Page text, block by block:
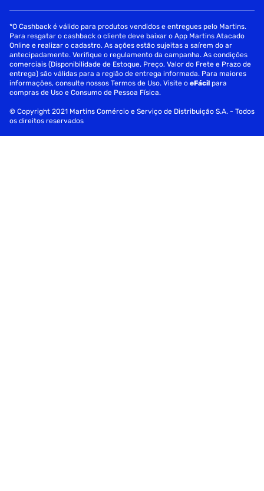
*O Cashback é válido para produtos vendidos e entregues pelo Martins.
Para resgatar o cashback o cliente deve baixar o App Martins Atacado
Online e realizar o cadastro. As ações estão sujeitas a saírem do ar
antecipadamente. Verifique o regulamento da campanha. As condições
comerciais (Disponibilidade de Estoque, Preço, Valor do Frete e Prazo de
entrega) são válidas para a região de entrega informada. Para maiores
informações, consulte nossos Termos de Uso. Visite oeFácil para
compras de Uso e Consumo de Pessoa Física.
© Copyright 2021 Martins Comércio e Serviço de Distribuição S.A. - Todos
os direitos reservados